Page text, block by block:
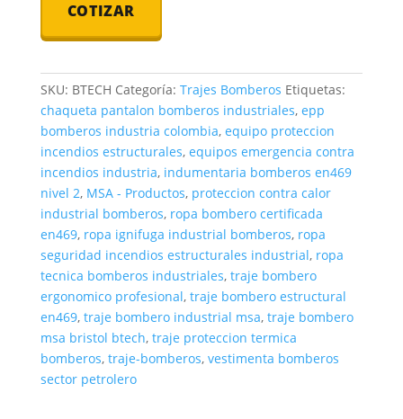
COTIZAR
SKU: BTECH Categoría: Trajes Bomberos Etiquetas:
chaqueta pantalon bomberos industriales, epp
bomberos industria colombia, equipo proteccion
incendios estructurales, equipos emergencia contra
incendios industria, indumentaria bomberos en469
nivel 2, MSA - Productos, proteccion contra calor
industrial bomberos, ropa bombero certificada
en469, ropa ignifuga industrial bomberos, ropa
seguridad incendios estructurales industrial, ropa
tecnica bomberos industriales, traje bombero
ergonomico profesional, traje bombero estructural
en469, traje bombero industrial msa, traje bombero
msa bristol btech, traje proteccion termica
bomberos, traje-bomberos, vestimenta bomberos
sector petrolero